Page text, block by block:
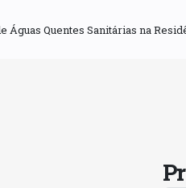
Águas Quentes Sanitárias na